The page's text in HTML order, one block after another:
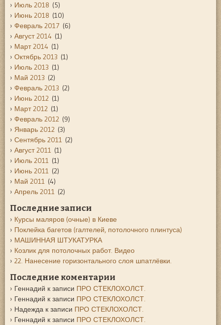
Июль 2018 (5)
Июнь 2018 (10)
Февраль 2017 (6)
Август 2014 (1)
Март 2014 (1)
Октябрь 2013 (1)
Июль 2013 (1)
Май 2013 (2)
Февраль 2013 (2)
Июнь 2012 (1)
Март 2012 (1)
Февраль 2012 (9)
Январь 2012 (3)
Сентябрь 2011 (2)
Август 2011 (1)
Июль 2011 (1)
Июнь 2011 (2)
Май 2011 (4)
Апрель 2011 (2)
Последние записи
Курсы маляров (очные) в Киеве
Поклейка багетов (галтелей, потолочного плинтуса)
МАШИННАЯ ШТУКАТУРКА
Козлик для потолочных работ. Видео
22. Нанесение горизонтального слоя шпатлёвки.
Последние коментарии
Геннадий к записи ПРО СТЕКЛОХОЛСТ.
Геннадий к записи ПРО СТЕКЛОХОЛСТ.
Надежда к записи ПРО СТЕКЛОХОЛСТ.
Геннадий к записи ПРО СТЕКЛОХОЛСТ.